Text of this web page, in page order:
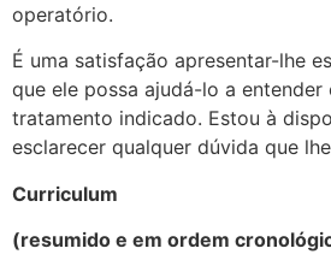
operatório.
É uma satisfação apresentar-lhe
que ele possa ajudá-lo a entender
tratamento indicado. Estou à
esclarecer qualquer dúvida que
Curriculum
(resumido e em ordem